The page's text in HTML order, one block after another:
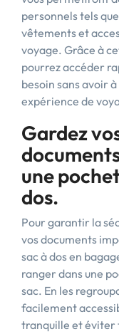
personnels tels
vêtements et
voyage. Grâce à
pourrez accéder
besoin sans avoir
expérience de
Gardez
une
dos.
Pour garantir la
vos documents
sac à dos en
ranger dans une
sac. En les
facilement
tranquille et éviter